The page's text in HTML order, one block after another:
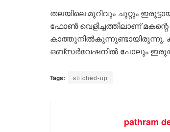
തലയിലെ മുറിവും ചുറ്റും
ഫോൺ വെളിച്ചത്തിലാണ് മകന്റെ
കാത്തുനിൽകുന്നുണ്ടായിരുന്നു.
ഒബ്‌സർവേഷനിൽ പോലും
Tags: stitched-up
pathram